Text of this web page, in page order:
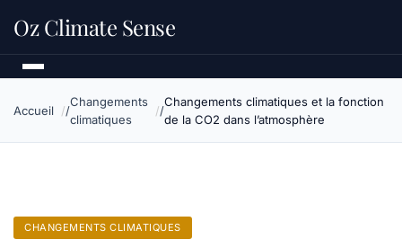
Oz Climate Sense
Accueil
Changements
climatiques
Changements climatiques et la fonction
de la CO2 dans l’atmosphère
CHANGEMENTS CLIMATIQUES